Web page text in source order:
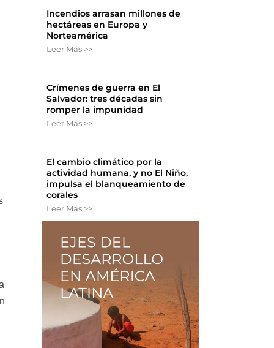
Incendios arrasan millones de
hectáreas en Europa y
Norteamérica
Leer Más >>
Crímenes de guerra en El
Salvador: tres décadas sin
romper la impunidad
Leer Más >>
El cambio climático por la
actividad humana, y no El Niño,
impulsa el blanqueamiento de
corales
Leer Más >>